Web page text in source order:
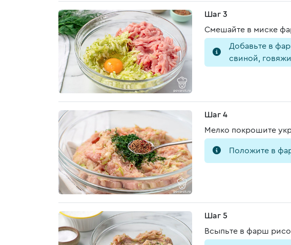
Шаг 3
Смешайте в миске
Добавьте в
свиной,
Шаг 4
Мелко покрошите
Положите в
Шаг 5
Всыпьте в фарш